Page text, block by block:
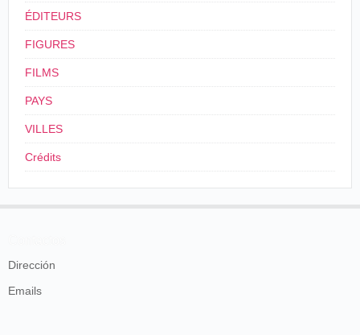
ÉDITEURS
FIGURES
FILMS
PAYS
VILLES
Crédits
Dirección
Emails